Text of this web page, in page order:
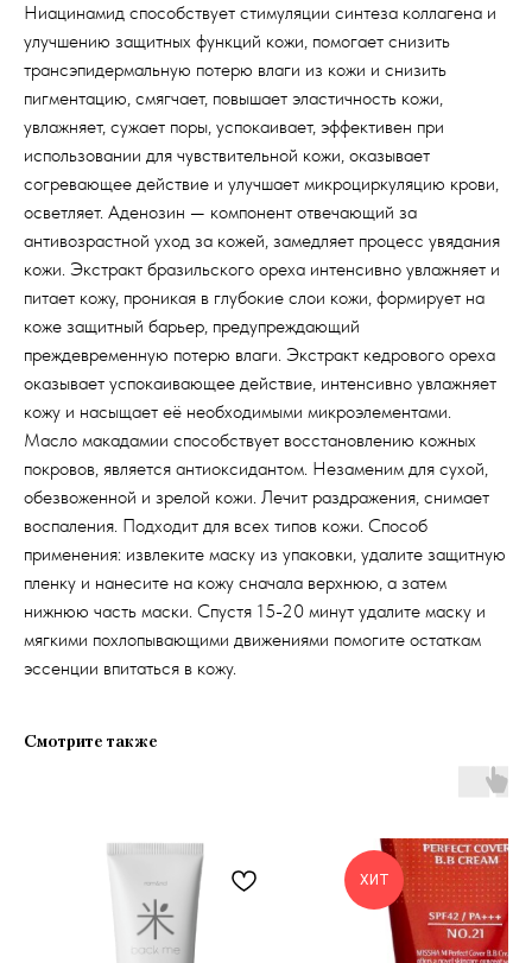
Ниацинамид способствует стимуляции синтеза коллагена и
улучшению защитных функций кожи, помогает снизить
трансэпидермальную потерю влаги из кожи и снизить
пигментацию, смягчает, повышает эластичность кожи,
увлажняет, сужает поры, успокаивает, эффективен при
использовании для чувствительной кожи, оказывает
согревающее действие и улучшает микроциркуляцию крови,
осветляет. Аденозин — компонент отвечающий за
антивозрастной уход за кожей, замедляет процесс увядания
кожи. Экстракт бразильского ореха интенсивно увлажняет и
питает кожу, проникая в глубокие слои кожи, формирует на
коже защитный барьер, предупреждающий
преждевременную потерю влаги. Экстракт кедрового ореха
оказывает успокаивающее действие, интенсивно увлажняет
кожу и насыщает её необходимыми микроэлементами.
Масло макадамии способствует восстановлению кожных
покровов, является антиоксидантом. Незаменим для сухой,
обезвоженной и зрелой кожи. Лечит раздражения, снимает
воспаления. Подходит для всех типов кожи. Способ
применения: извлеките маску из упаковки, удалите защитную
пленку и нанесите на кожу сначала верхнюю, а затем
нижнюю часть маски. Спустя 15-20 минут удалите маску и
мягкими похлопывающими движениями помогите остаткам
эссенции впитаться в кожу.
Смотрите также
ХИТ